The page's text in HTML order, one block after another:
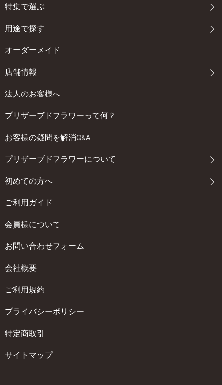
特集で選ぶ
用途で探す
オーダーメイド
店舗情報
法人のお客様へ
プリザーブドフラワーって何？
お客様の疑問を解消Q&A
プリザーブドフラワーについて
初めての方へ
ご利用ガイド
会員様について
お問い合わせフォーム
会社概要
ご利用規約
プライバシーポリシー
特定商取引
サイトマップ